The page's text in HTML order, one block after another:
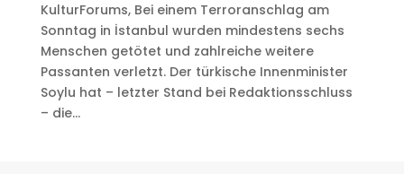
KulturForums, Bei einem Terroranschlag am
Sonntag in İstanbul wurden mindestens sechs
Menschen getötet und zahlreiche weitere
Passanten verletzt. Der türkische Innenminister
Soylu hat – letzter Stand bei Redaktionsschluss
– die...